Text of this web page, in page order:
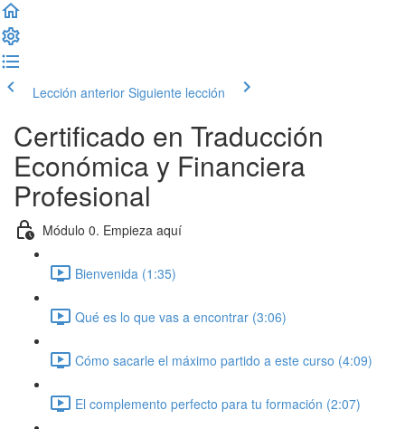
Lección anterior Siguiente lección
Certificado en Traducción
Económica y Financiera
Profesional
Módulo 0. Empieza aquí
Bienvenida (1:35)
Qué es lo que vas a encontrar (3:06)
Cómo sacarle el máximo partido a este curso (4:09)
El complemento perfecto para tu formación (2:07)